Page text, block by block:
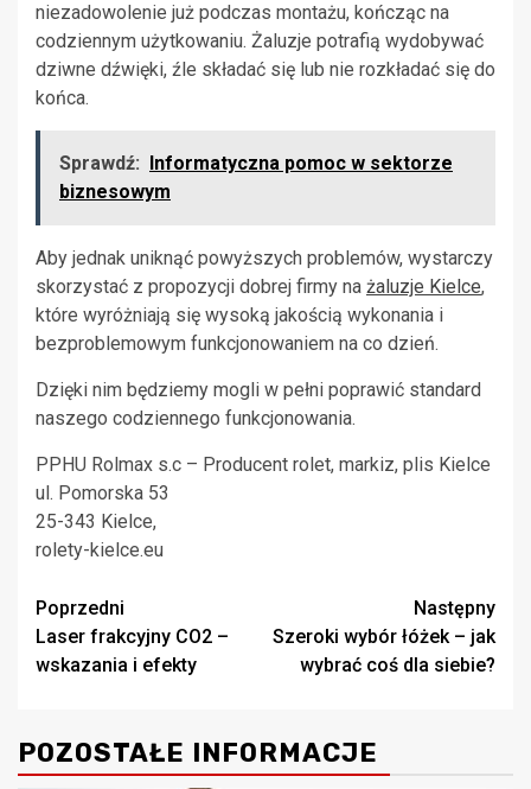
niezadowolenie już podczas montażu, kończąc na
codziennym użytkowaniu. Żaluzje potrafią wydobywać
dziwne dźwięki, źle składać się lub nie rozkładać się do
końca.
Sprawdź: Informatyczna pomoc w sektorze
biznesowym
Aby jednak uniknąć powyższych problemów, wystarczy
skorzystać z propozycji dobrej firmy na żaluzje Kielce,
które wyróżniają się wysoką jakością wykonania i
bezproblemowym funkcjonowaniem na co dzień.
Dzięki nim będziemy mogli w pełni poprawić standard
naszego codziennego funkcjonowania.
PPHU Rolmax s.c – Producent rolet, markiz, plis Kielce
ul. Pomorska 53
25-343 Kielce,
rolety-kielce.eu
Zobacz
wpisy
Poprzedni
Laser frakcyjny CO2 –
wskazania i efekty
Następny
Szeroki wybór łóżek – jak
wybrać coś dla siebie?
POZOSTAŁE INFORMACJE